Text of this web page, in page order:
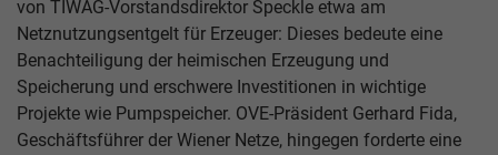
von TIWAG-Vorstandsdirektor Speckle etwa am
Netznutzungsentgelt für Erzeuger: Dieses bedeute eine
Benachteiligung der heimischen Erzeugung und
Speicherung und erschwere Investitionen in wichtige
Projekte wie Pumpspeicher. OVE-Präsident Gerhard Fida,
Geschäftsführer der Wiener Netze, hingegen forderte eine